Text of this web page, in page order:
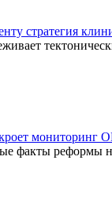
стратегия
факты реформы